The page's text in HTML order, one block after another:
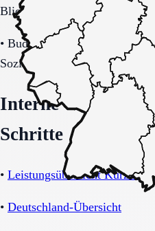
Blick auf Sicherheitsaspekte.
• Budget-/
Sozialhilfe möglich).
Interne
Schritte
• Leistungsübersicht
• Deutschland-Übersicht